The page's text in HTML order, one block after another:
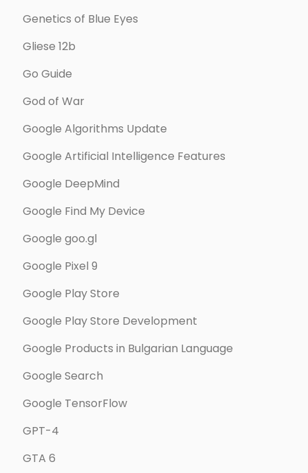
Genetics of Blue Eyes
Gliese 12b
Go Guide
God of War
Google Algorithms Update
Google Artificial Intelligence Features
Google DeepMind
Google Find My Device
Google goo.gl
Google Pixel 9
Google Play Store
Google Play Store Development
Google Products in Bulgarian Language
Google Search
Google TensorFlow
GPT-4
GTA 6